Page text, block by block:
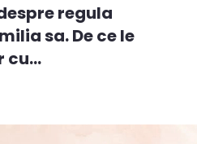
regula
sa. De ce le
cu